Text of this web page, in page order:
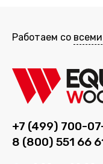
Работаем со
+7 (499) 700-
8 (800) 551 66